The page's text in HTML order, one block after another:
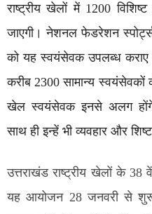
राष्ट्रीय खेलों में 1200
जाएगी। नेशनल फेडरेशन
को यह स्वयंसेवक उपलब्ध
करीब 2300 सामान्य स्वयंसेवकों
खेल स्वयंसेवक इनसे अलग
साथ ही इन्हें भी व्यवहार और
उत्तराखंड राष्ट्रीय खेलों के
यह आयोजन 28 जनवरी से शुरू